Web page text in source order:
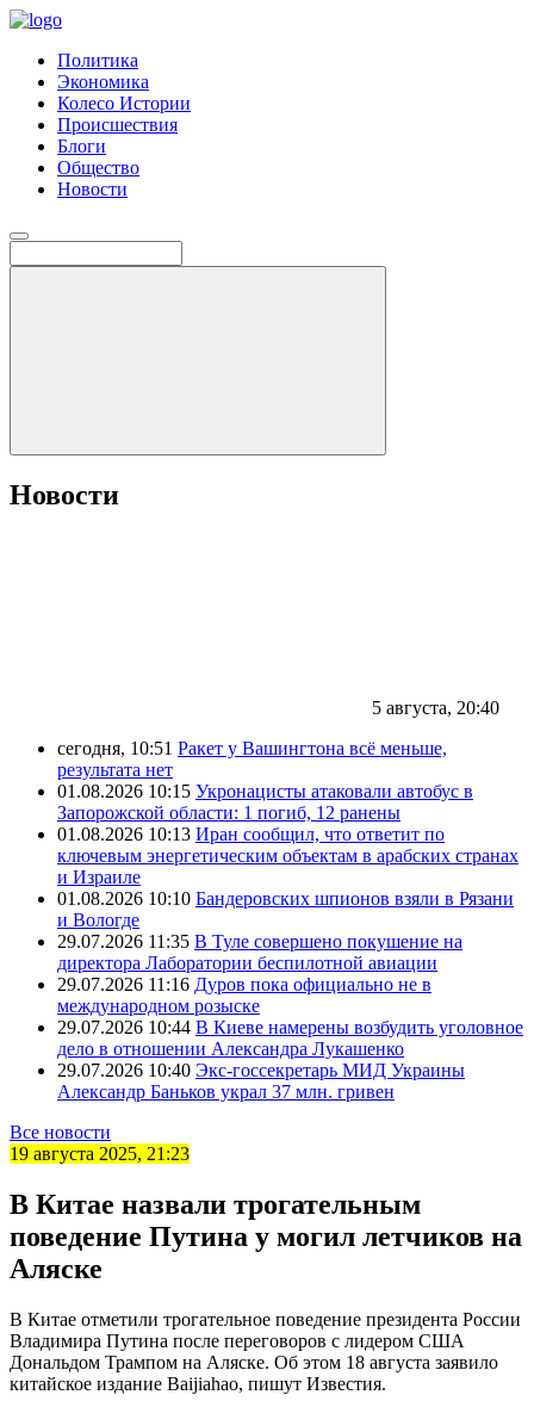
Политика
Экономика
Колесо Истории
Происшествия
Блоги
Общество
Новости
Новости
5 августа, 20:40
сегодня, 10:51 Ракет у Вашингтона всё меньше,
результата нет
01.08.2026 10:15 Укронацисты атаковали автобус в
Запорожской области: 1 погиб, 12 ранены
01.08.2026 10:13 Иран сообщил, что ответит по
ключевым энергетическим объектам в арабских странах
и Израиле
01.08.2026 10:10 Бандеровских шпионов взяли в Рязани
и Вологде
29.07.2026 11:35 В Туле совершено покушение на
директора Лаборатории беспилотной авиации
29.07.2026 11:16 Дуров пока официально не в
международном розыске
29.07.2026 10:44 В Киеве намерены возбудить уголовное
дело в отношении Александра Лукашенко
29.07.2026 10:40 Экс-госсекретарь МИД Украины
Александр Баньков украл 37 млн. гривен
Все новости
19 августа 2025, 21:23
В Китае назвали трогательным
поведение Путина у могил летчиков на
Аляске
В Китае отметили трогательное поведение президента России
Владимира Путина после переговоров с лидером США
Дональдом Трампом на Аляске. Об этом 18 августа заявило
китайское издание Baijiahao, пишут Известия.